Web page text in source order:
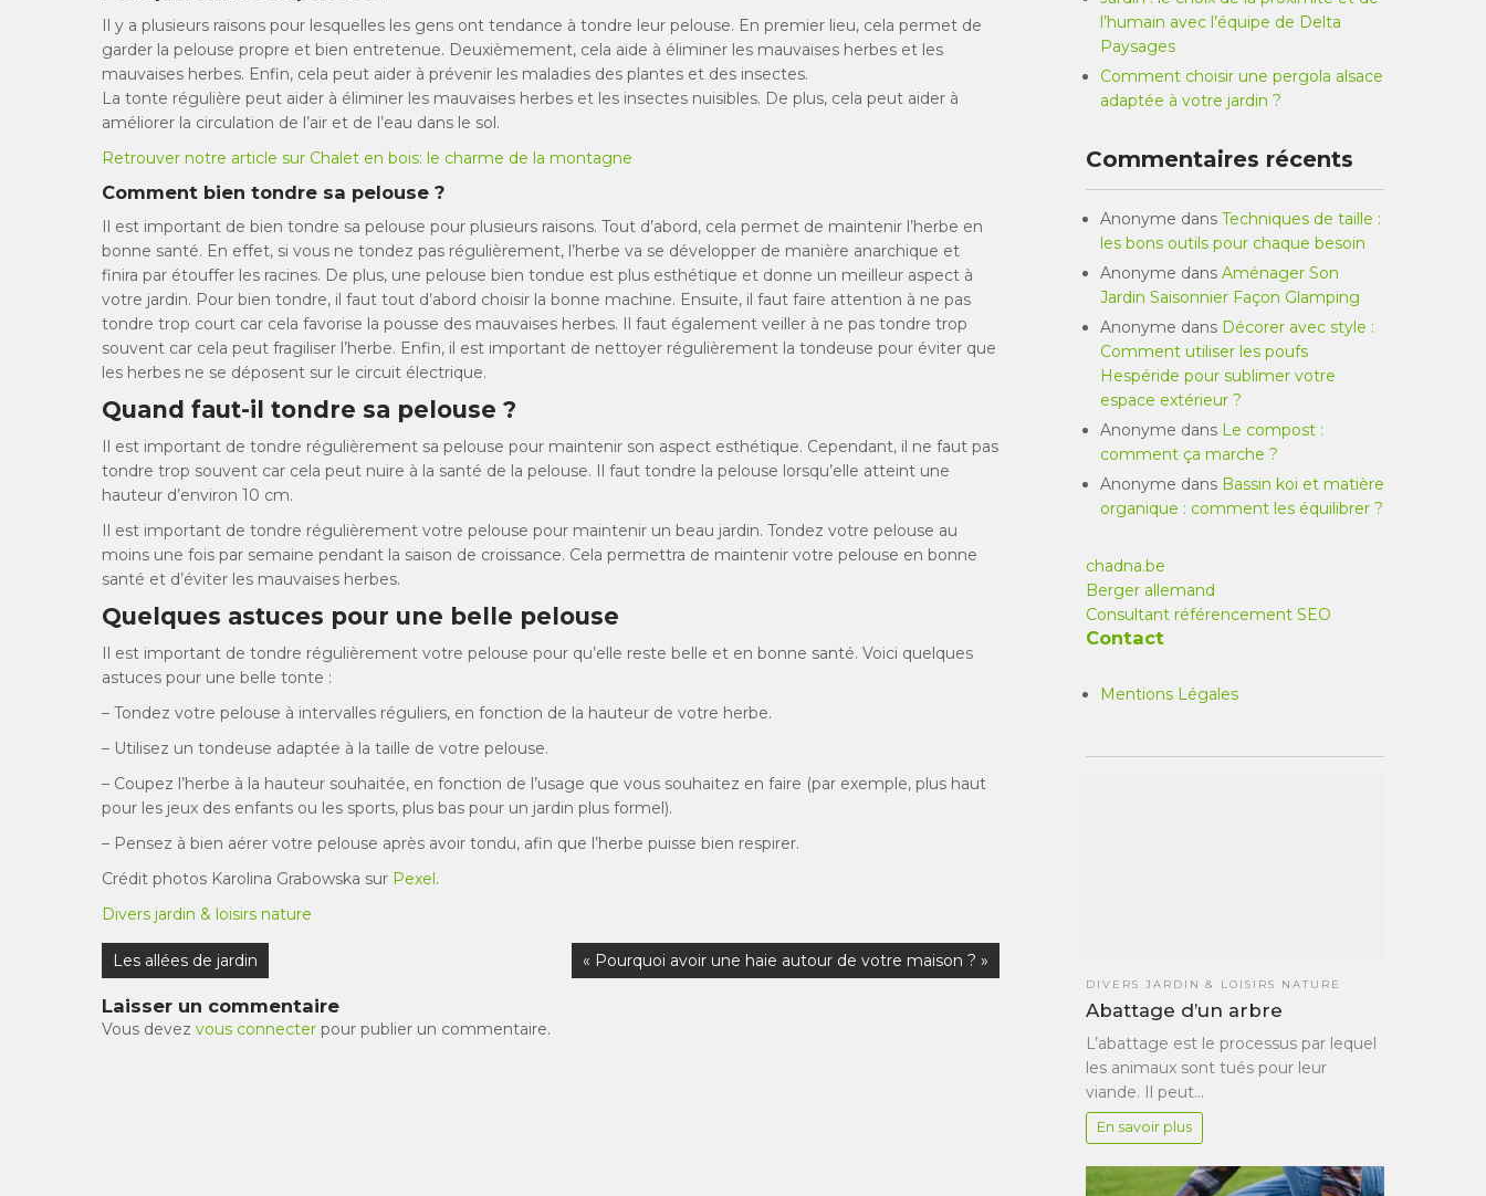
Il y a plusieurs raisons pour lesquelles les gens ont tendance à tondre leur pelouse. En premier lieu, cela permet de
garder la pelouse propre et bien entretenue. Deuxièmement, cela aide à éliminer les mauvaises herbes et les
mauvaises herbes. Enfin, cela peut aider à prévenir les maladies des plantes et des insectes.
La tonte régulière peut aider à éliminer les mauvaises herbes et les insectes nuisibles. De plus, cela peut aider à
améliorer la circulation de l’air et de l’eau dans le sol.
Retrouver notre article sur Chalet en bois: le charme de la montagne
Comment bien tondre sa pelouse ?
Il est important de bien tondre sa pelouse pour plusieurs raisons. Tout d’abord, cela permet de maintenir l’herbe en
bonne santé. En effet, si vous ne tondez pas régulièrement, l’herbe va se développer de manière anarchique et
finira par étouffer les racines. De plus, une pelouse bien tondue est plus esthétique et donne un meilleur aspect à
votre jardin. Pour bien tondre, il faut tout d’abord choisir la bonne machine. Ensuite, il faut faire attention à ne pas
tondre trop court car cela favorise la pousse des mauvaises herbes. Il faut également veiller à ne pas tondre trop
souvent car cela peut fragiliser l’herbe. Enfin, il est important de nettoyer régulièrement la tondeuse pour éviter que
les herbes ne se déposent sur le circuit électrique.
Quand faut-il tondre sa pelouse ?
Il est important de tondre régulièrement sa pelouse pour maintenir son aspect esthétique. Cependant, il ne faut pas
tondre trop souvent car cela peut nuire à la santé de la pelouse. Il faut tondre la pelouse lorsqu’elle atteint une
hauteur d’environ 10 cm.
Il est important de tondre régulièrement votre pelouse pour maintenir un beau jardin. Tondez votre pelouse au
moins une fois par semaine pendant la saison de croissance. Cela permettra de maintenir votre pelouse en bonne
santé et d’éviter les mauvaises herbes.
Quelques astuces pour une belle pelouse
Il est important de tondre régulièrement votre pelouse pour qu’elle reste belle et en bonne santé. Voici quelques
astuces pour une belle tonte :
– Tondez votre pelouse à intervalles réguliers, en fonction de la hauteur de votre herbe.
– Utilisez un tondeuse adaptée à la taille de votre pelouse.
– Coupez l’herbe à la hauteur souhaitée, en fonction de l’usage que vous souhaitez en faire (par exemple, plus haut
pour les jeux des enfants ou les sports, plus bas pour un jardin plus formel).
– Pensez à bien aérer votre pelouse après avoir tondu, afin que l’herbe puisse bien respirer.
Crédit photos Karolina Grabowska sur Pexel.
Divers jardin & loisirs nature
Navigation
de
l’article
Les allées de jardin « Pourquoi avoir une haie autour de votre maison ? »
Laisser un commentaire
Vous devez vous connecter pour publier un commentaire.
l’humain avec l’équipe de Delta
Paysages
Comment choisir une pergola alsace
adaptée à votre jardin ?
Commentaires récents
Anonyme dans Techniques de taille :
les bons outils pour chaque besoin
Anonyme dans Aménager Son
Jardin Saisonnier Façon Glamping
Anonyme dans Décorer avec style :
Comment utiliser les poufs
Hespéride pour sublimer votre
espace extérieur ?
Anonyme dans Le compost :
comment ça marche ?
Anonyme dans Bassin koi et matière
organique : comment les équilibrer ?
chadna.be
Berger allemand
Consultant référencement SEO
Contact
Mentions Légales
DIVERS JARDIN & LOISIRS NATURE
Abattage d’un arbre
L’abattage est le processus par lequel
les animaux sont tués pour leur
viande. Il peut…
En savoir plus